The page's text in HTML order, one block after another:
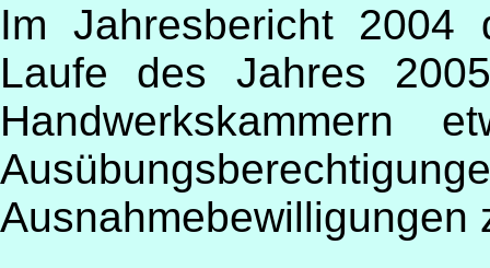
Im Jahresbericht
Laufe des Jahres
Ausnahmebewilligungen